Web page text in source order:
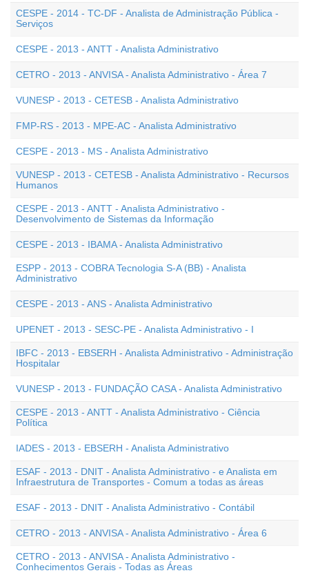
CESPE - 2014 - TC-DF - Analista de Administração Pública -
Serviços
CESPE - 2013 - ANTT - Analista Administrativo
CETRO - 2013 - ANVISA - Analista Administrativo - Área 7
VUNESP - 2013 - CETESB - Analista Administrativo
FMP-RS - 2013 - MPE-AC - Analista Administrativo
CESPE - 2013 - MS - Analista Administrativo
VUNESP - 2013 - CETESB - Analista Administrativo - Recursos
Humanos
CESPE - 2013 - ANTT - Analista Administrativo -
Desenvolvimento de Sistemas da Informação
CESPE - 2013 - IBAMA - Analista Administrativo
ESPP - 2013 - COBRA Tecnologia S-A (BB) - Analista
Administrativo
CESPE - 2013 - ANS - Analista Administrativo
UPENET - 2013 - SESC-PE - Analista Administrativo - I
IBFC - 2013 - EBSERH - Analista Administrativo - Administração
Hospitalar
VUNESP - 2013 - FUNDAÇÃO CASA - Analista Administrativo
CESPE - 2013 - ANTT - Analista Administrativo - Ciência
Política
IADES - 2013 - EBSERH - Analista Administrativo
ESAF - 2013 - DNIT - Analista Administrativo - e Analista em
Infraestrutura de Transportes - Comum a todas as áreas
ESAF - 2013 - DNIT - Analista Administrativo - Contábil
CETRO - 2013 - ANVISA - Analista Administrativo - Área 6
CETRO - 2013 - ANVISA - Analista Administrativo -
Conhecimentos Gerais - Todas as Áreas